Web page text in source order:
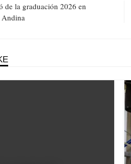
de la graduación 2026 en
Andina